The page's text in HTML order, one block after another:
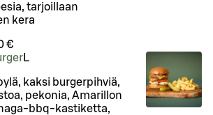
tarjoillaan
kera
€
L
kaksi burgerpihviä,
pekonia, Amarillon
bbq-kastiketta,